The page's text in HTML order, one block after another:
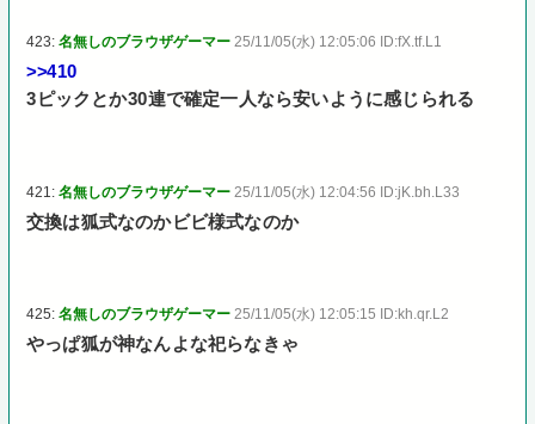
423:名無しのブラウザゲーマー 25/11/05(水) 12:05:06 ID:fX.tf.L1
>>410
3ピックとか30連で確定一人なら安いように感じられる
421:名無しのブラウザゲーマー 25/11/05(水) 12:04:56 ID:jK.bh.L33
交換は狐式なのかビビ様式なのか
425:名無しのブラウザゲーマー 25/11/05(水) 12:05:15 ID:kh.qr.L2
やっぱ狐が神なんよな祀らなきゃ